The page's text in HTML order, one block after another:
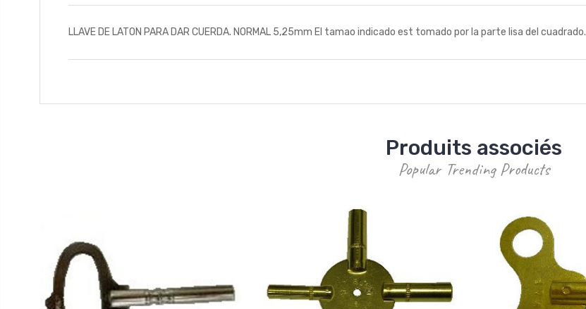
LLAVE DE LATON PARA DAR CUERDA. NORMAL 5,25mm El tamao indicado est tomado por la parte lisa del cuadrado.
Produits associés
Popular Trending Products